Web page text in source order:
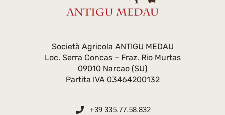
Società Agricola ANTIGU MEDAU
Loc. Serra Concas – Fraz. Rio Murtas
09010 Narcao (SU)
Partita IVA 03464200132
+39 335.77.58.832